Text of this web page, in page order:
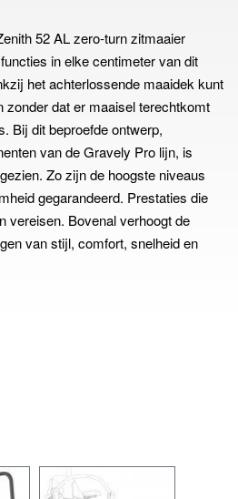
52 AL zero-turn zitmaaier
in elke centimeter van dit
het achterlossende maaidek kunt
zonder dat er maaisel terechtkomt
Bij dit beproefde ontwerp,
van de Gravely Pro lijn, is
Zo zijn de hoogste niveaus
gegarandeerd. Prestaties die
vereisen. Bovenal verhoogt de
van stijl, comfort, snelheid en